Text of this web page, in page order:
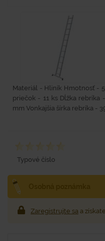
Materiál - Hliník Hmotnosť -
priečok - 11 ks Dĺžka rebríka
mm Vonkajšia šírka rebríka -
Typové číslo
Zaregistrujte sa a